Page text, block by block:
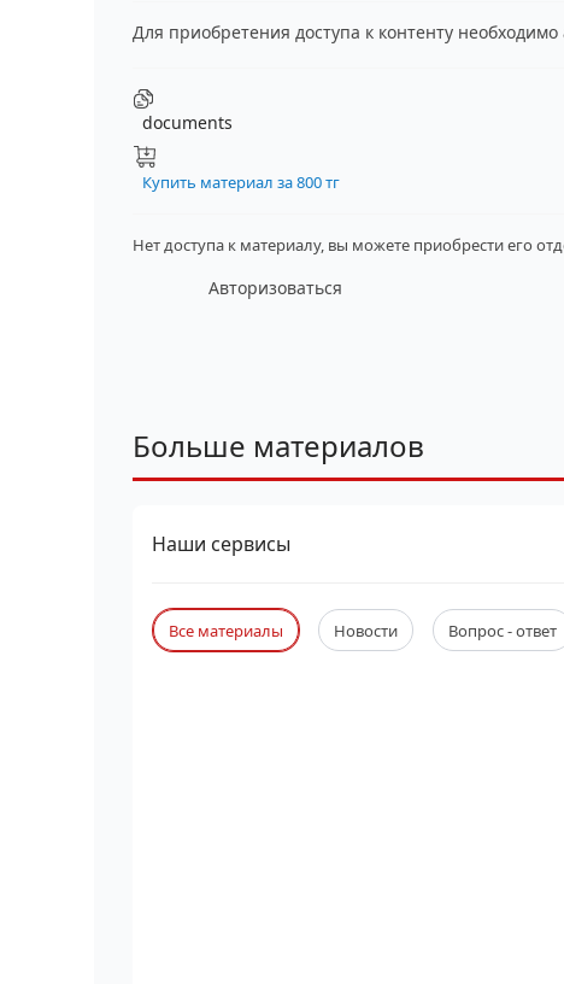
Для приобретения доступа к контенту
documents
Купить материал за 800 тг
Нет доступа к материалу, вы можете приобрести его
Авторизоваться
Больше материалов
Наши сервисы
Все материалы Новости Вопрос - ответ